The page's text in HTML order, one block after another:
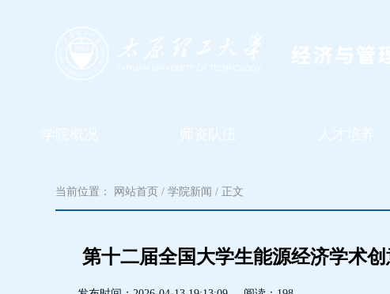
学院概况 师资队伍 人才培养
当前位置： 网站首页 / 学院新闻 / 正文
第十二届全国大学生能源经济学术